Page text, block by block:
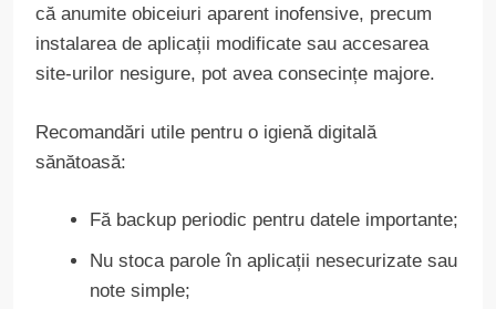
că anumite obiceiuri aparent inofensive, precum
instalarea de aplicații modificate sau accesarea
site-urilor nesigure, pot avea consecințe majore.
Recomandări utile pentru o igienă digitală
sănătoasă:
Fă backup periodic pentru datele importante;
Nu stoca parole în aplicații nesecurizate sau
note simple;